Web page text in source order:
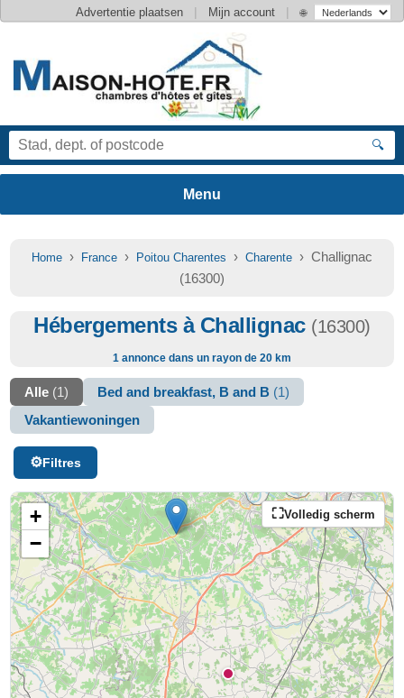
Advertentie plaatsen | Mijn account | 🌐
🔍
Home › France › Poitou Charentes › Charente › Challignac
(16300)
Hébergements à Challignac (16300)
1 annonce dans un rayon de 20 km
Alle (1) Bed and breakfast, B and B (1)
Vakantiewoningen
Filtres
Volledig scherm
+
−